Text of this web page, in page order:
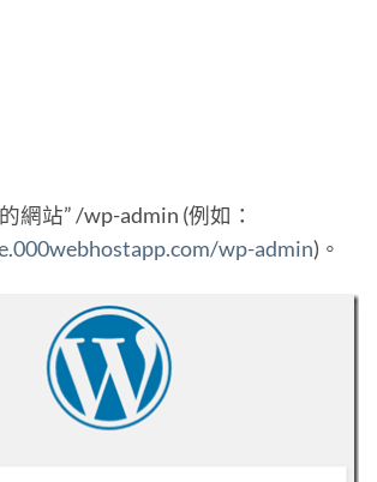
網站” /wp-admin (例如：
wp-admin)。